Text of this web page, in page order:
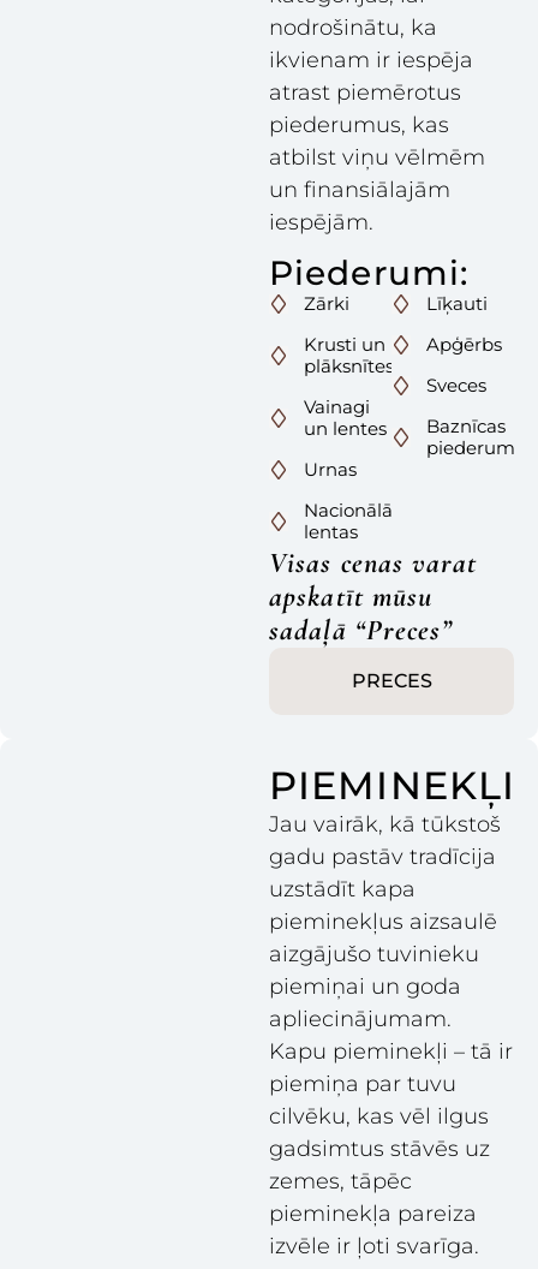
nodrošinātu, ka
ikvienam ir iespēja
atrast piemērotus
piederumus, kas
atbilst viņu vēlmēm
un finansiālajām
iespējām.
Piederumi:
Zārki
Krusti un
plāksnītes
Vainagi
un lentes
Urnas
Nacionālās
lentas
Līķauti
Apģērbs
Sveces
Baznīcas
piederumi
Visas cenas varat
apskatīt mūsu
sadaļā “Preces”
PRECES
PIEMINEKĻI
Jau vairāk, kā tūkstoš
gadu pastāv tradīcija
uzstādīt kapa
pieminekļus aizsaulē
aizgājušo tuvinieku
piemiņai un goda
apliecinājumam.
Kapu pieminekļi – tā ir
piemiņa par tuvu
cilvēku, kas vēl ilgus
gadsimtus stāvēs uz
zemes, tāpēc
pieminekļa pareiza
izvēle ir ļoti svarīga.